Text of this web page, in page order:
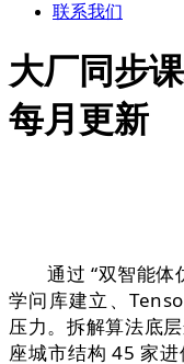
联系我们
大厂同步
每月更新
通过 “双智能体
学问库建立、
压力。拆解算法底
座城市结构 45 家